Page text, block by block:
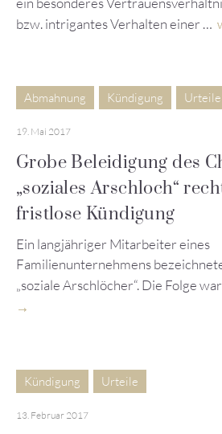
bzw. intrigantes Verhalten einer …
Abmahnung Kündigung Urteile
19. Mai 2017
Grobe Beleidigung des
„soziales Arschloch“
fristlose Kündigung
Ein langjähriger Mitarbeiter eines
Familienunternehmens
„soziale Arschlöcher“. Die Folge
Kündigung Urteile
13. Februar 2017